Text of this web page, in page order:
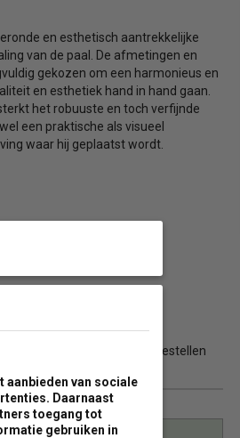
en esthetisch aantrekkelijke
van de paal. De afmetingen en
gekozen om een harmonieus en
en esthetiek hand in hand gaan.
het robuuste en toch verfijnde
een praktische als visueel
waar hij geplaatst wordt.
( Informeer voor je gaat bestellen
aanbieden van sociale
Daarnaast
toegang tot
gebruiken in